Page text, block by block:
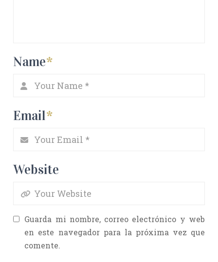
Name*
Email*
Website
Guarda mi nombre, correo electrónico y web
en este navegador para la próxima vez que
comente.